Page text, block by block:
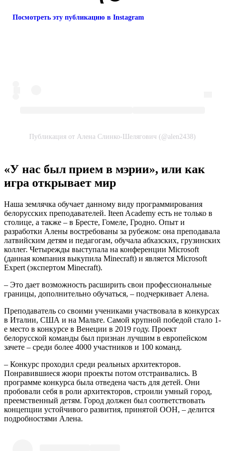
Посмотреть эту публикацию в Instagram
Публикация от Алена Слинко-Шелягович (@alen2438)
«У нас был прием в мэрии», или как
игра открывает мир
Наша землячка обучает данному виду программирования
белорусских преподавателей. Iteen Academy есть не только в
столице, а также – в Бресте, Гомеле, Гродно. Опыт и
разработки Алены востребованы за рубежом: она преподавала
латвийским детям и педагогам, обучала абхазских, грузинских
коллег. Четырежды выступала на конференции Microsoft
(данная компания выкупила Minecraft) и является Microsoft
Expert (экспертом Minecraft).
– Это дает возможность расширить свои профессиональные
границы, дополнительно обучаться, – подчеркивает Алена.
Преподаватель со своими учениками участвовала в конкурсах
в Италии, США и на Мальте. Самой крупной победой стало 1-
е место в конкурсе в Венеции в 2019 году. Проект
белорусской команды был признан лучшим в европейском
зачете – среди более 4000 участников и 100 команд.
– Конкурс проходил среди реальных архитекторов.
Понравившиеся жюри проекты потом отстраивались. В
программе конкурса была отведена часть для детей. Они
пробовали себя в роли архитекторов, строили умный город,
преемственный детям. Город должен был соответствовать
концепции устойчивого развития, принятой ООН, – делится
подробностями Алена.